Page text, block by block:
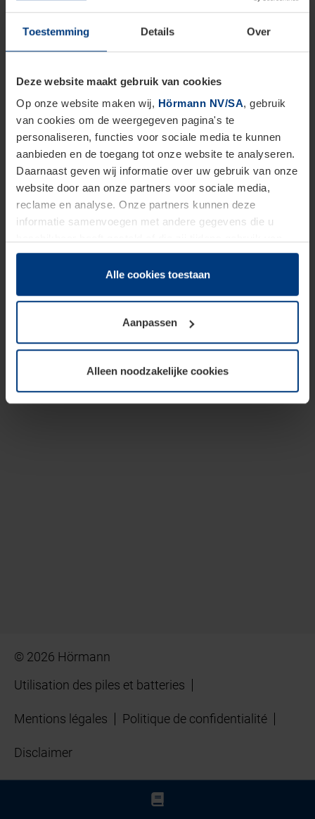
Toestemming Details Over
Deze website maakt gebruik van cookies
Op onze website maken wij, Hörmann NV/SA, gebruik
van cookies om de weergegeven pagina's te
personaliseren, functies voor sociale media te kunnen
aanbieden en de toegang tot onze website te analyseren.
Daarnaast geven wij informatie over uw gebruik van onze
website door aan onze partners voor sociale media,
reclame en analyse. Onze partners kunnen deze
informatie samenvoegen met andere gegevens die u
hun diensten hebben verzameld.
Juridisch hebben wij het recht om cookies op uw
van deze pagina's absoluut vereist is. Voor alle andere
soorten cookies is uw toestemming benodigd. Uw
toestemming kunt u op elk moment bij de uitleg van de
wijzigen of herroepen.
Alle cookies toestaan
Aanpassen
Alleen noodzakelijke cookies
© 2026 Hörmann
Utilisation des piles et batteries
Mentions légales Politique de confidentialité
Disclaimer